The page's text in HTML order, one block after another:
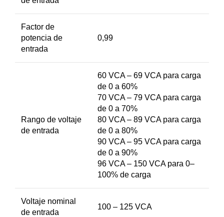
Factor de
potencia de
entrada
0,99
Rango de voltaje
de entrada
60 VCA – 69 VCA para carga
de 0 a 60%
70 VCA – 79 VCA para carga
de 0 a 70%
80 VCA – 89 VCA para carga
de 0 a 80%
90 VCA – 95 VCA para carga
de 0 a 90%
96 VCA – 150 VCA para 0–
100% de carga
Voltaje nominal
de entrada
100 – 125 VCA